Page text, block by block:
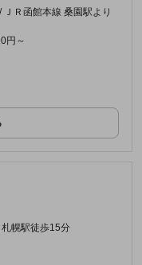
ＪＲ函館本線 桑園駅より
円～
幌駅徒歩15分